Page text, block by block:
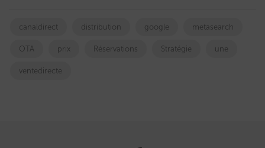
canaldirect distribution google metasearch
OTA prix Réservations Stratégie une
ventedirecte